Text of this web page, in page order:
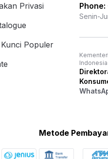
Privasi
Populer
Phone:
Senin-
Indonesia
Metode